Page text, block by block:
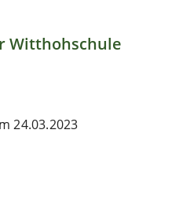
Witthohschule
24.03.2023